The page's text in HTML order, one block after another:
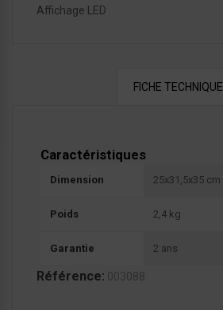
Affichage LED
FICHE TECHNIQUE
Caractéristiques
Dimension 25x31,5x35 cm
Poids 2,4 kg
Garantie 2 ans
Référence: 003088